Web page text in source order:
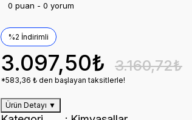
0 puan - 0 yorum
%2 İndirimli
3.097,50₺ 3.160,72₺
*583,36 ₺ den başlayan taksitlerle!
Ürün Detayı ▼